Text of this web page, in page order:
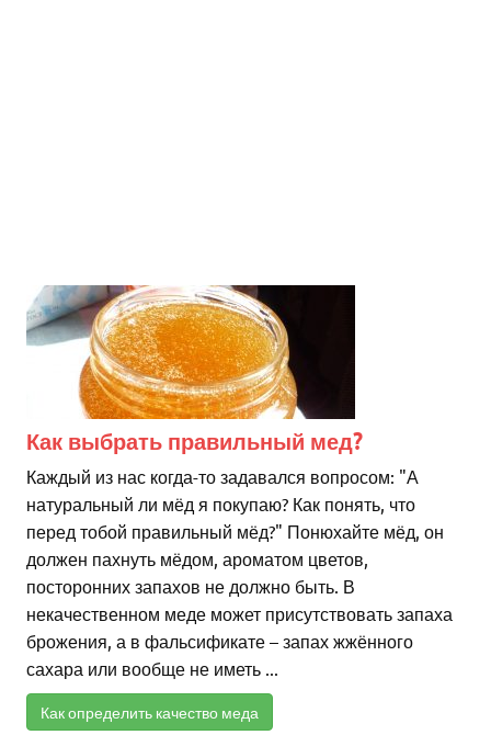
Как выбрать правильный мед?
Каждый из нас когда-то задавался вопросом: "А
натуральный ли мёд я покупаю? Как понять, что
перед тобой правильный мёд?" Понюхайте мёд, он
должен пахнуть мёдом, ароматом цветов,
посторонних запахов не должно быть. В
некачественном меде может присутствовать запаха
брожения, а в фальсификате – запах жжённого
сахара или вообще не иметь ...
Как определить качество меда